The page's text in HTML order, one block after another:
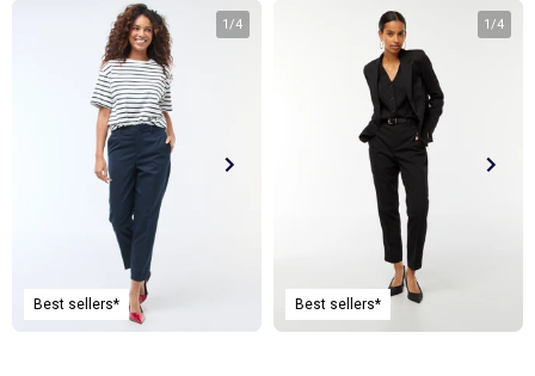
Best sellers*
1 /4
Best sellers*
1 /4